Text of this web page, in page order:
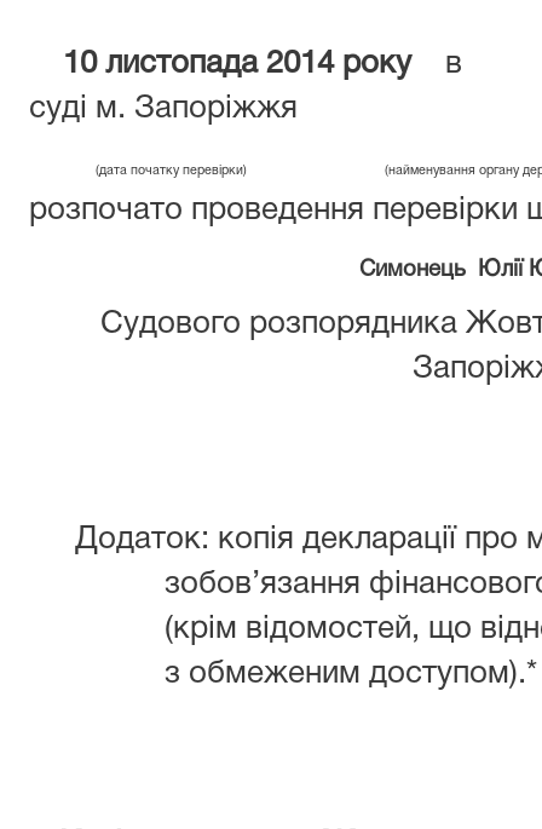
10 листопада 2014 року
суді м. Запоріжжя
(дата початку перевірки) (найменування органу
розпочато проведення перевірки
Симонець Юлії
Судового розпорядника
Додаток: копія декларації про
зобов’язання
(крім відомостей, що
з обмеженим